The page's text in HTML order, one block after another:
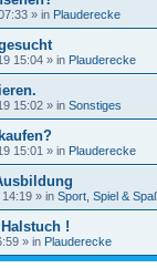
» in Plauderecke
15:04 » in Plauderecke
15:02 » in Sonstiges
15:01 » in Plauderecke
» in Sport, Spiel &
!
» in Plauderecke